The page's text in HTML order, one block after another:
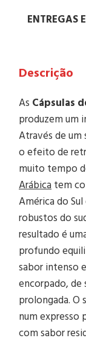
ENTREGAS
Descrição
As Cápsulas
produzem um
Através de
o efeito de
muito tempo
Arábicatem
América do
robustos do
resultado é
profundo
sabor intenso
encorpado, de
prolongada. O
num expresso
com sabor